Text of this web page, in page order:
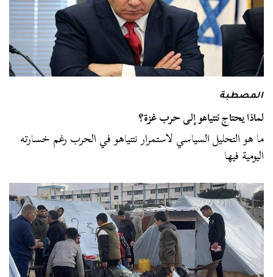
المصطبة
لماذا يحتاج نتنياهو إلى حرب غزة؟
ما هو التحليل السياسي لاستمرار نتنياهو في الحرب رغم خسارته
اليومية فيها